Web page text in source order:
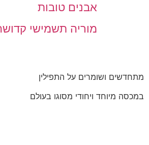
אבנים טובות
מוריה תשמישי
מתחדשים ושומרים על התפילין
במכסה מיוחד ויחודי מסוגו בעולם